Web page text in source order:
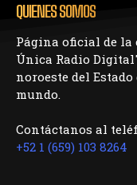
QUIENES SOMOS
Página oficial de la
Única Radio
noroeste del
mundo.
Contáctanos al
+52 1 (659) 103 8264